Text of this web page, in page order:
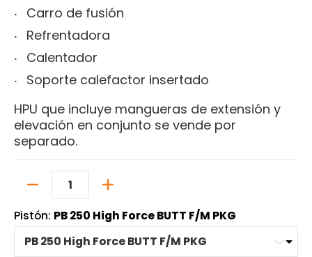
Carro de fusión
Refrentadora
Calentador
Soporte calefactor insertado
HPU que incluye mangueras de extensión y
elevación en conjunto se vende por
separado.
Pistón: PB 250 High Force BUTT F/M PKG